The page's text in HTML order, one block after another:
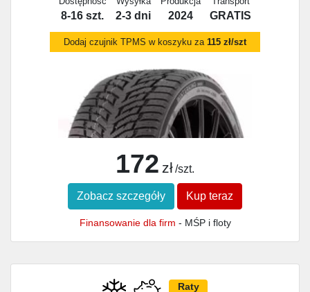
8-16 szt. 2-3 dni 2024 GRATIS
Dodaj czujnik TPMS w koszyku za 115 zł/szt
172 zł /szt.
Zobacz szczegóły Kup teraz
Finansowanie dla firm - MŚP i floty
Raty